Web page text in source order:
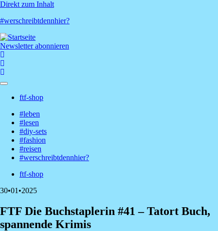
Direkt zum Inhalt
#werschreibtdennhier?
Newsletter abonnieren
Menü
ftf-shop
Hauptnavigation
#leben
#lesen
#diy-sets
#fashion
#reisen
#werschreibtdennhier?
Menü
ftf-shop
30•01•2025
FTF Die Buchstaplerin #41 – Tatort Buch,
spannende Krimis